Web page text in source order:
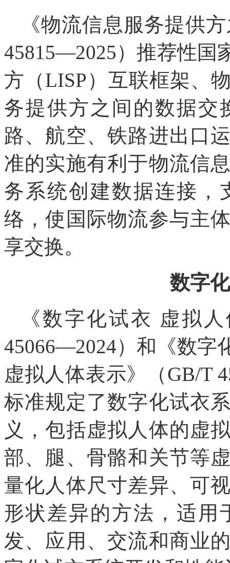
《物流信息服务提供
45815—2025）推荐性国
方（LISP）互联框架、
务提供方之间的数据交
路、航空、铁路进出口
准的实施有利于物流信
务系统创建数据连接，
络，使国际物流参与主
享交换。
数字
《数字化试衣 虚拟
45066—2024）和《数字
虚拟人体表示》（GB/T
标准规定了数字化试衣
义，包括虚拟人体的虚
部、腿、骨骼和关节等
量化人体尺寸差异、可
形状差异的方法，适用
发、应用、交流和商业